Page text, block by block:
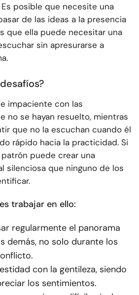
posible que necesite una
de las ideas a la presencia
que ella puede necesitar una
sin apresurarse a
impaciente con las
no se hayan resuelto, mientras
que no la escuchan cuando él
rápido hacia la practicidad. Si
puede crear una
silenciosa que ninguno de los
trabajar en ello:
regularmente el panorama
demás, no solo durante los
con la gentileza, siendo
los sentimientos.